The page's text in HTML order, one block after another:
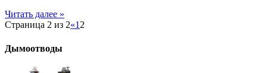
Читать далее »
Страница 2 из 2«12
Дымоотводы